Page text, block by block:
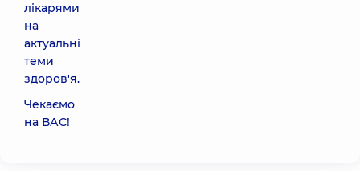
лікарями
на
актуальні
теми
здоров'я.
Чекаємо
на ВАС!